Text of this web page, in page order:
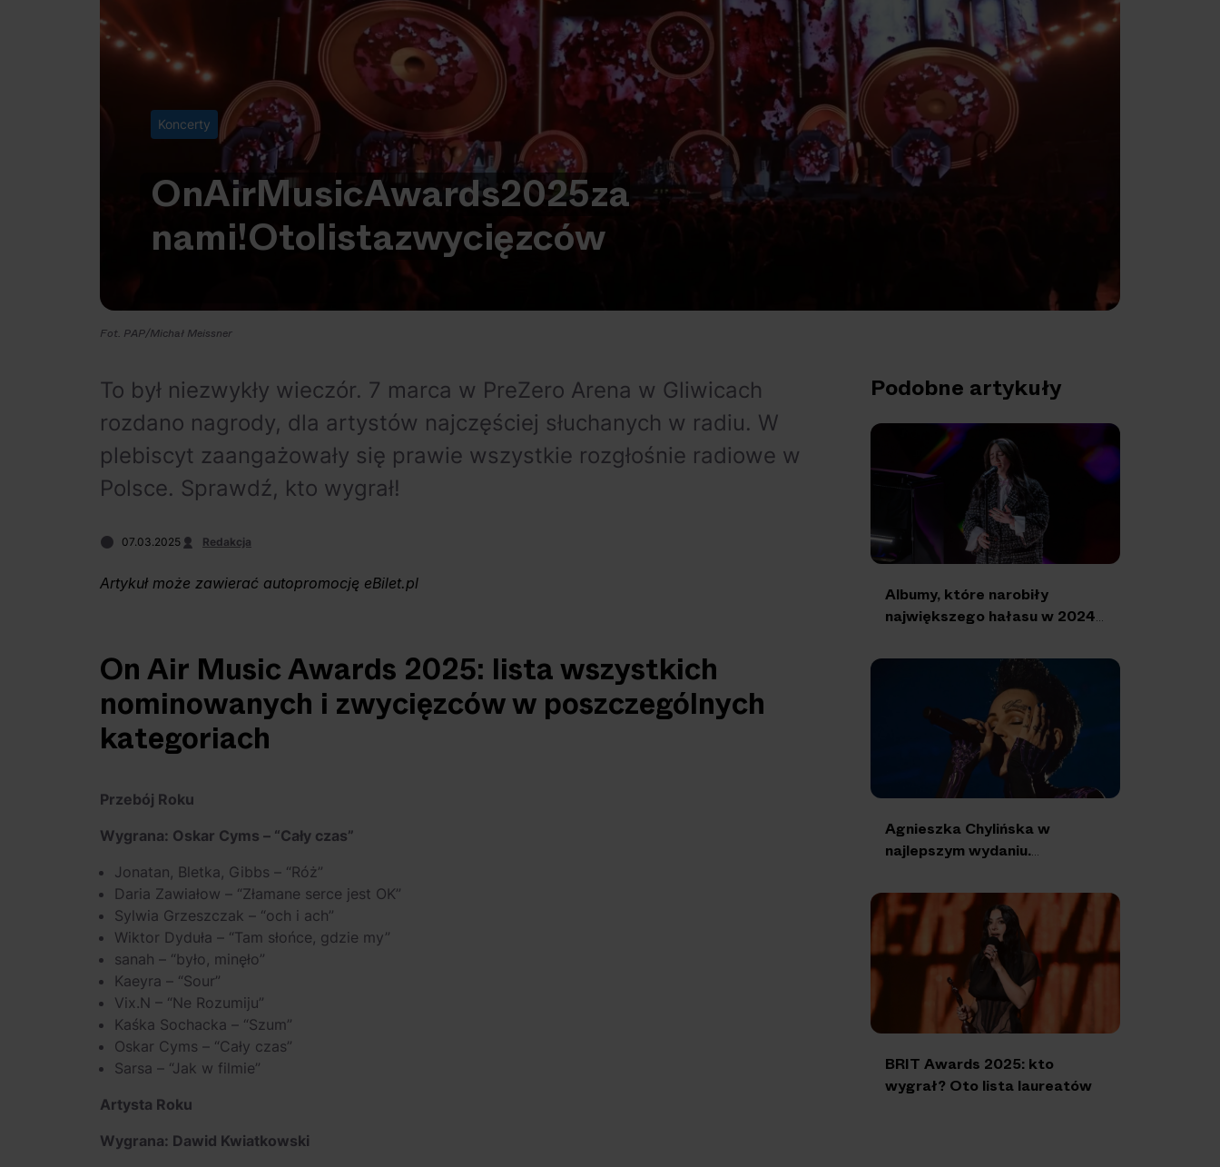
Koncerty
OnAirMusicAwards2025za
nami!Otolistazwycięzców
Fot. PAP/Michał Meissner
To był niezwykły wieczór. 7 marca w PreZero Arena w Gliwicach
rozdano nagrody, dla artystów najczęściej słuchanych w radiu. W
plebiscyt zaangażowały się prawie wszystkie rozgłośnie radiowe w
Polsce. Sprawdź, kto wygrał!
07.03.2025 Redakcja
Artykuł może zawierać autopromocję eBilet.pl
On Air Music Awards 2025: lista wszystkich
nominowanych i zwycięzców w poszczególnych
kategoriach
Przebój Roku
Wygrana: Oskar Cyms – “Cały czas”
Jonatan, Bletka, Gibbs – “Róż”
Daria Zawiałow – “Złamane serce jest OK”
Sylwia Grzeszczak – “och i ach”
Wiktor Dyduła – “Tam słońce, gdzie my”
sanah – “było, minęło”
Kaeyra – “Sour”
Vix.N – “Ne Rozumiju”
Kaśka Sochacka – “Szum”
Oskar Cyms – “Cały czas”
Sarsa – “Jak w filmie”
Artysta Roku
Wygrana: Dawid Kwiatkowski
Podobne artykuły
Albumy, które narobiły
największego hałasu w 2024
Agnieszka Chylińska w
najlepszym wydaniu.
specjalny album na 30 lat
działalności
BRIT Awards 2025: kto
wygrał? Oto lista laureatów